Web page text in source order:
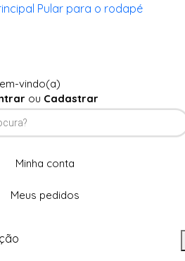
Pular para o rodapé
vindo(a)
ou Cadastrar
Minha conta
Meus pedidos